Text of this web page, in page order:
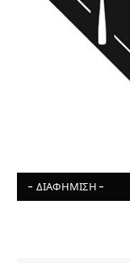
- ΔΙΑΦΉΜΙΣΗ -